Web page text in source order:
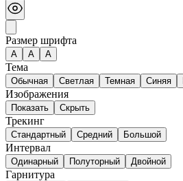
Размер шрифта
А A A
Тема
Обычная Светлая Темная Синяя
Изображения
Показать Скрыть
Трекинг
Стандартный Средний Большой
Интервал
Одинарный Полуторный Двойной
Гарнитура